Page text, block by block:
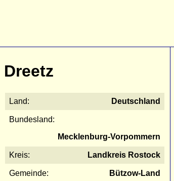
Dreetz
Land: Deutschland
Bundesland:
Mecklenburg-Vorpommern
Kreis: Landkreis Rostock
Gemeinde: Bützow-Land